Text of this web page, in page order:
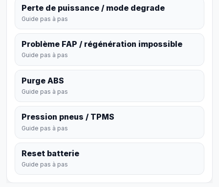
Perte de puissance / mode degrade
Guide pas à pas
Problème FAP / régénération impossible
Guide pas à pas
Purge ABS
Guide pas à pas
Pression pneus / TPMS
Guide pas à pas
Reset batterie
Guide pas à pas